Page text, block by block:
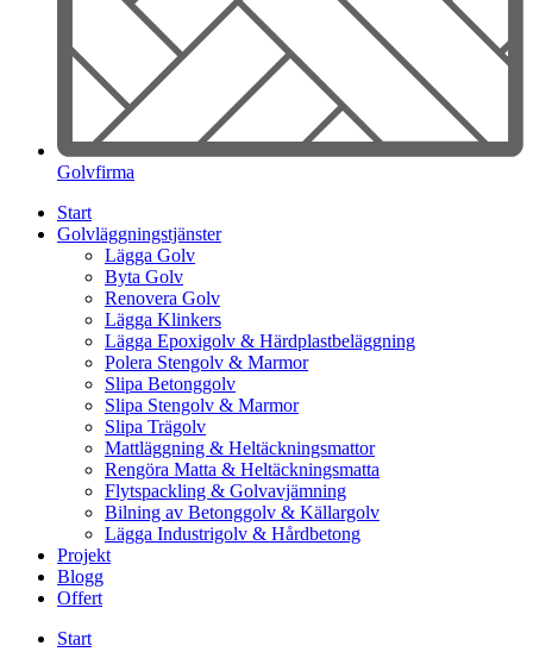
Golvfirma
Start
Golvläggningstjänster
Lägga Golv
Byta Golv
Renovera Golv
Lägga Klinkers
Lägga Epoxigolv & Härdplastbeläggning
Polera Stengolv & Marmor
Slipa Betonggolv
Slipa Stengolv & Marmor
Slipa Trägolv
Mattläggning & Heltäckningsmattor
Rengöra Matta & Heltäckningsmatta
Flytspackling & Golvavjämning
Bilning av Betonggolv & Källargolv
Lägga Industrigolv & Hårdbetong
Projekt
Blogg
Offert
Start